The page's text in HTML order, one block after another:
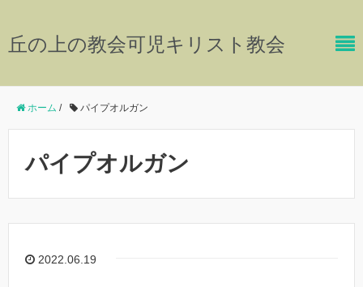
丘の上の教会可児キリスト教会
ホーム / パイプオルガン
パイプオルガン
2022.06.19